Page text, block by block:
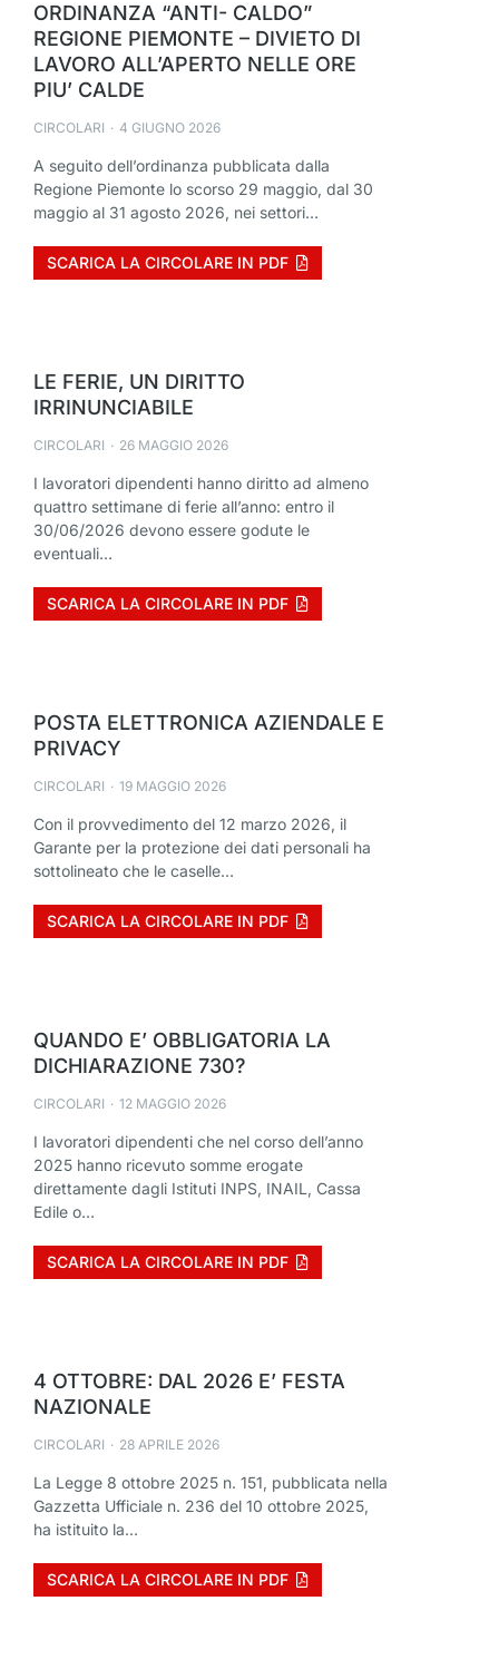
ORDINANZA “ANTI- CALDO”
REGIONE PIEMONTE – DIVIETO DI
LAVORO ALL’APERTO NELLE ORE
PIU’ CALDE
CIRCOLARI 4 GIUGNO 2026
A seguito dell’ordinanza pubblicata dalla
Regione Piemonte lo scorso 29 maggio, dal 30
maggio al 31 agosto 2026, nei settori…
SCARICA LA CIRCOLARE IN PDF
LE FERIE, UN DIRITTO
IRRINUNCIABILE
CIRCOLARI 26 MAGGIO 2026
I lavoratori dipendenti hanno diritto ad almeno
quattro settimane di ferie all’anno: entro il
30/06/2026 devono essere godute le
eventuali…
SCARICA LA CIRCOLARE IN PDF
POSTA ELETTRONICA AZIENDALE E
PRIVACY
CIRCOLARI 19 MAGGIO 2026
Con il provvedimento del 12 marzo 2026, il
Garante per la protezione dei dati personali ha
sottolineato che le caselle…
SCARICA LA CIRCOLARE IN PDF
QUANDO E’ OBBLIGATORIA LA
DICHIARAZIONE 730?
CIRCOLARI 12 MAGGIO 2026
I lavoratori dipendenti che nel corso dell’anno
2025 hanno ricevuto somme erogate
direttamente dagli Istituti INPS, INAIL, Cassa
Edile o…
SCARICA LA CIRCOLARE IN PDF
4 OTTOBRE: DAL 2026 E’ FESTA
NAZIONALE
CIRCOLARI 28 APRILE 2026
La Legge 8 ottobre 2025 n. 151, pubblicata nella
Gazzetta Ufficiale n. 236 del 10 ottobre 2025,
ha istituito la…
SCARICA LA CIRCOLARE IN PDF